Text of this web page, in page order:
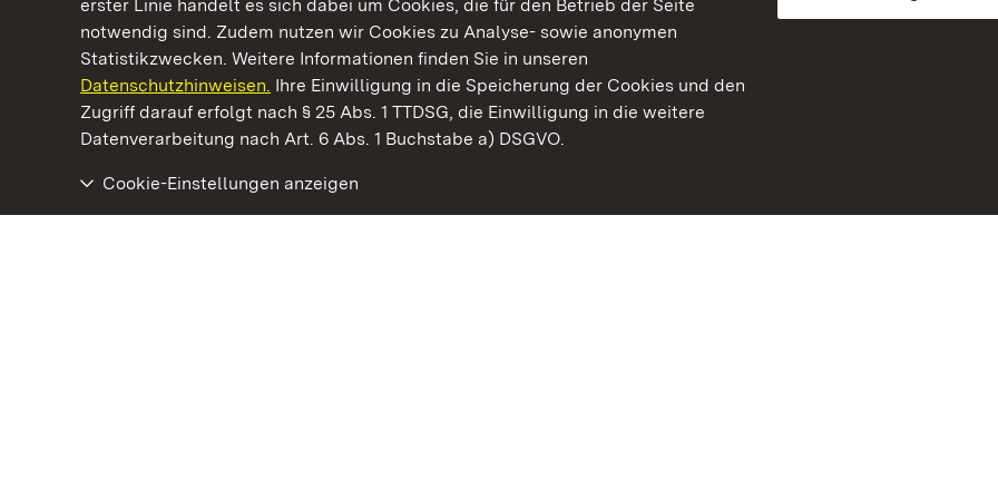
erster Linie handelt es sich dabei um Cookies, die für den Betrieb der Seite
notwendig sind. Zudem nutzen wir Cookies zu Analyse- sowie anonymen
Statistikzwecken. Weitere Informationen finden Sie in unseren
Datenschutzhinweisen. Ihre Einwilligung in die Speicherung der Cookies und den
Zugriff darauf erfolgt nach § 25 Abs. 1 TTDSG, die Einwilligung in die weitere
Datenverarbeitung nach Art. 6 Abs. 1 Buchstabe a) DSGVO.
Cookie-Einstellungen anzeigen
Kommen. Staunen. Genießen.